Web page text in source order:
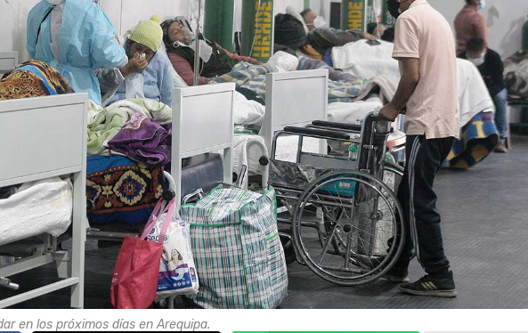
en los próximos días en Arequipa.